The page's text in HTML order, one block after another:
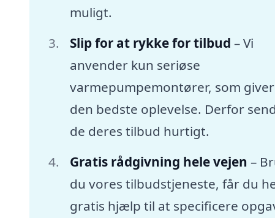
muligt.
Slip for at rykke for tilbud – Vi
anvender kun seriøse
varmepumpemontører, som
den bedste oplevelse. Derfor
de deres tilbud hurtigt.
Gratis rådgivning hele vejen –
du vores tilbudstjeneste, får du
gratis hjælp til at specificere